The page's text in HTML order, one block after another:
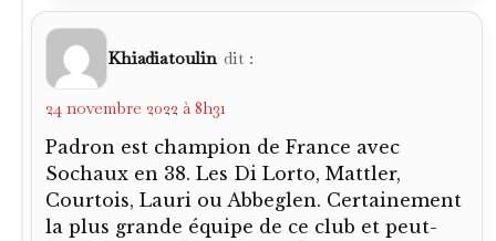
Khiadiatoulin dit :
24 novembre 2022 à 8h31
Padron est champion de France avec
Sochaux en 38. Les Di Lorto, Mattler,
Courtois, Lauri ou Abbeglen. Certainement
la plus grande équipe de ce club et peut-